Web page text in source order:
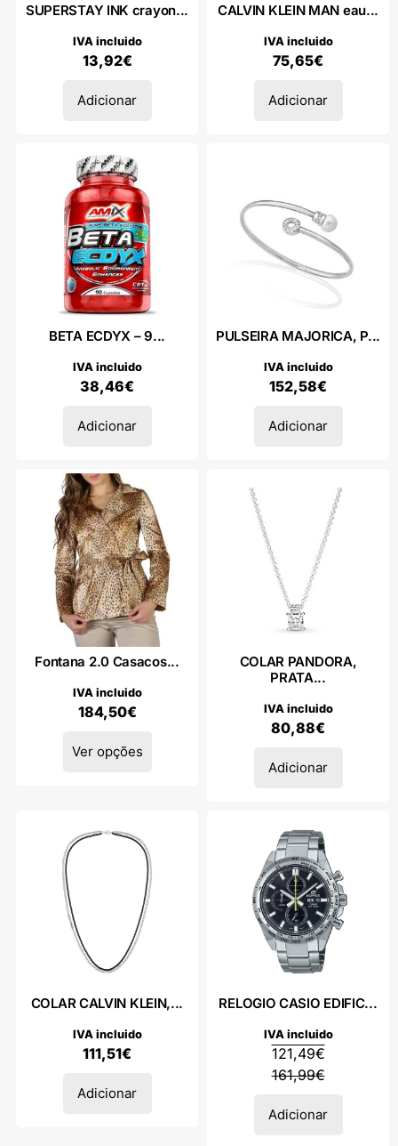
SUPERSTAY INK crayon...
13,92€
IVA incluido
Adicionar
CALVIN KLEIN MAN eau...
75,65€
IVA incluido
Adicionar
BETA ECDYX – 9...
38,46€
IVA incluido
Adicionar
PULSEIRA MAJORICA, P...
152,58€
IVA incluido
Adicionar
Fontana 2.0 Casacos...
184,50€
IVA incluido
Ver opções
COLAR PANDORA,
PRATA...
80,88€
IVA incluido
Adicionar
COLAR CALVIN KLEIN,...
111,51€
IVA incluido
Adicionar
RELOGIO CASIO EDIFIC...
161,99€
121,49€
IVA incluido
Adicionar